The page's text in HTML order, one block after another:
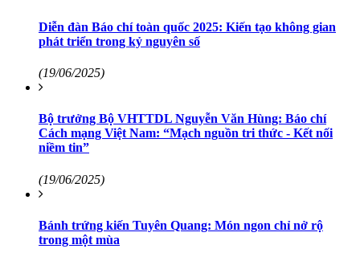
Diễn đàn Báo chí toàn quốc 2025: Kiến tạo không gian
phát triển trong kỷ nguyên số
(19/06/2025)
Bộ trưởng Bộ VHTTDL Nguyễn Văn Hùng: Báo chí
Cách mạng Việt Nam: “Mạch nguồn tri thức - Kết nối
niềm tin”
(19/06/2025)
Bánh trứng kiến Tuyên Quang: Món ngon chỉ nở rộ
trong một mùa